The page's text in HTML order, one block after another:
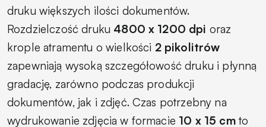
druku większych ilości dokumentów.
Rozdzielczość druku 4800 x 1200 dpi oraz
krople atramentu o wielkości 2 pikolitrów
zapewniają wysoką szczegółowość druku i płynną
gradację, zarówno podczas produkcji
dokumentów, jak i zdjęć. Czas potrzebny na
wydrukowanie zdjęcia w formacie 10 x 15 cmto